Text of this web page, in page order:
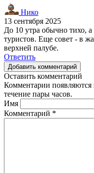
Нико
13 сентября 2025
До 10 утра обычно тихо,
туристов. Еще совет - в
верхней палубе.
Ответить
Добавить комментарий
Оставить комментарий
Комментарии появляются
течение пары часов.
Имя
Комментарий *